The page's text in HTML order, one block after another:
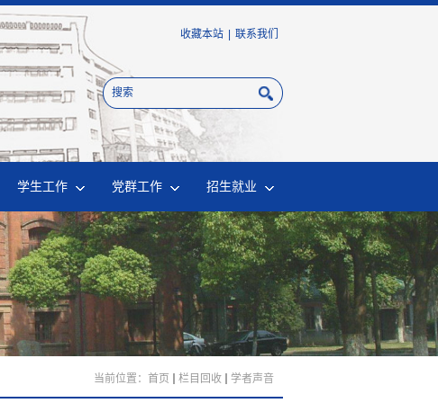
收藏本站 联系我们
学生工作 党群工作 招生就业
当前位置： 首页 栏目回收 学者声音